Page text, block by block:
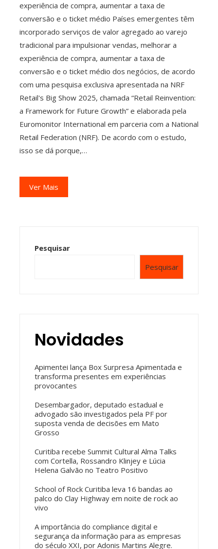
experiência de compra, aumentar a taxa de
conversão e o ticket médio Países emergentes têm
incorporado serviços de valor agregado ao varejo
tradicional para impulsionar vendas, melhorar a
experiência de compra, aumentar a taxa de
conversão e o ticket médio dos negócios, de acordo
com uma pesquisa exclusiva apresentada na NRF
Retail's Big Show 2025, chamada “Retail Reinvention:
a Framework for Future Growth” e elaborada pela
Euromonitor International em parceria com a National
Retail Federation (NRF). De acordo com o estudo,
isso se dá porque,…
Ver Mais
Pesquisar
Pesquisar
Novidades
Apimentei lança Box Surpresa Apimentada e
transforma presentes em experiências
provocantes
Desembargador, deputado estadual e
advogado são investigados pela PF por
suposta venda de decisões em Mato
Grosso
Curitiba recebe Summit Cultural Alma Talks
com Cortella, Rossandro Klinjey e Lúcia
Helena Galvão no Teatro Positivo
School of Rock Curitiba leva 16 bandas ao
palco do Clay Highway em noite de rock ao
vivo
A importância do compliance digital e
segurança da informação para as empresas
do século XXI, por Adonis Martins Alegre.